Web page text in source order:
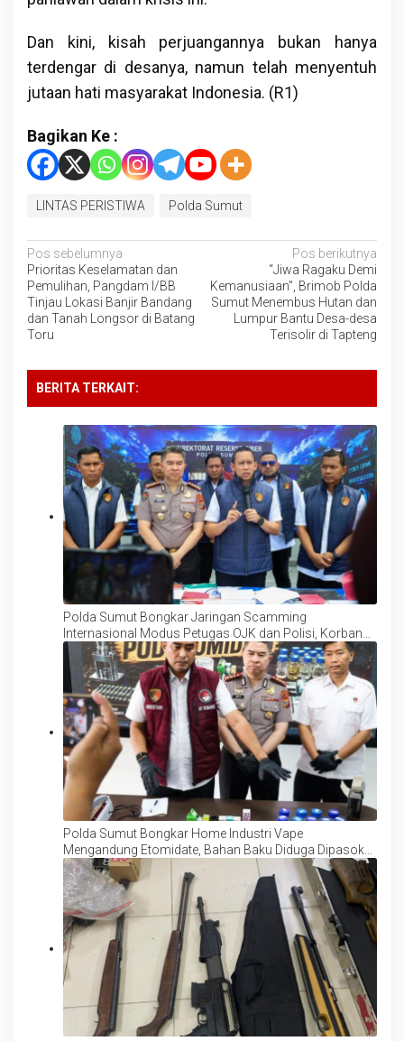
Dan kini, kisah perjuangannya bukan hanya
terdengar di desanya, namun telah menyentuh
jutaan hati masyarakat Indonesia. (R1)
Bagikan Ke :
LINTAS PERISTIWA Polda Sumut
Navigasi
pos
Pos sebelumnya
Prioritas Keselamatan dan
Pemulihan, Pangdam I/BB
Tinjau Lokasi Banjir Bandang
dan Tanah Longsor di Batang
Toru
Pos berikutnya
“Jiwa Ragaku Demi
Kemanusiaan”, Brimob Polda
Sumut Menembus Hutan dan
Lumpur Bantu Desa-desa
Terisolir di Tapteng
BERITA TERKAIT:
Polda Sumut Bongkar Jaringan Scamming
Internasional Modus Petugas OJK dan Polisi, Korban
Rugi Rp6,7 Miliar
Polda Sumut Bongkar Home Industri Vape
Mengandung Etomidate, Bahan Baku Diduga Dipasok
dari Kamboja